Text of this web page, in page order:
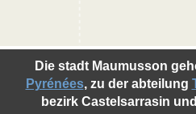
Die stadt Maumusson
Pyrénées, zu der abteilung
bezirk Castelsarrasin